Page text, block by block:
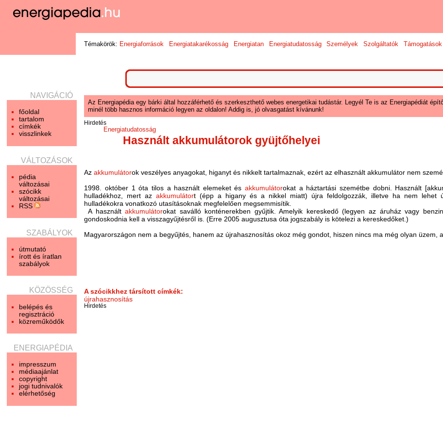
NAVIGÁCIÓ
főoldal
tartalom
címkék
visszlinkek
VÁLTOZÁSOK
pédia
változásai
szócikk
változásai
RSS
SZABÁLYOK
útmutató
írott és íratlan
szabályok
KÖZÖSSÉG
belépés és
regisztráció
közreműködők
ENERGIAPÉDIA
impresszum
médiaajánlat
copyright
jogi tudnivalók
elérhetőség
Témakörök: Energiaforrások Energiatakarékosság Energiatan Energiatudatosság Személyek Szolgáltatók Támogatások
Az Energiapédia egy bárki által hozzáférhető és szerkeszthető webes energetikai tudástár. Legyél Te is az Energiapédiát
minél több hasznos információ legyen az oldalon! Addig is, jó olvasgatást kívánunk!
Hirdetés
Energiatudatosság
Használt akkumulátorok gyüjtőhelyei
Azakkumulátorok veszélyes anyagokat, higanyt és nikkelt tartalmaznak, ezért az elhasznált akkumulátor nem
1998. október 1 óta tilos a használt elemeket ésakkumulátorokat a háztartási szemétbe dobni. Használt
hulladékhoz, mert azakkumulátort (épp a higany és a nikkel miatt) újra feldolgozzák, illetve ha nem lehet
hulladékokra vonatkozó utasításoknak megfelelően megsemmisítik.
A használtakkumulátorokat saválló konténerekben gyűjtik. Amelyik kereskedő (legyen az áruház vagy
gondoskodnia kell a visszagyűjtésről is. (Erre 2005 augusztusa óta jogszabály is kötelezi a kereskedőket.)
Magyarországon nem a begyűjtés, hanem az újrahasznosítás okoz még gondot, hiszen nincs ma még olyan üzem,
A szócikkhez társított címkék:
újrahasznosítás
Hirdetés